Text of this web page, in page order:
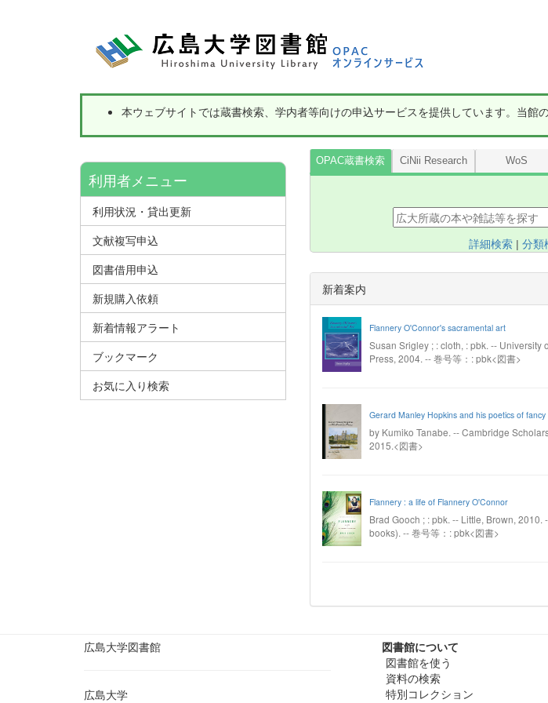
本ウェブサイトでは蔵書検索、学内者等向けの申込サービスを提供しています。当館
OPAC蔵書検索 CiNii Research WoS
詳細検索 |分類
新着案内
Flannery O'Connor's sacramental art
Susan Srigley ; : cloth, : pbk. -- University
Press, 2004. -- 巻号等：: pbk<図書>
Gerard Manley Hopkins and his poetics of fancy
by Kumiko Tanabe. -- Cambridge
2015.<図書>
Flannery : a life of Flannery O'Connor
Brad Gooch ; : pbk. -- Little, Brown, 2010.
books). -- 巻号等：: pbk<図書>
利用者メニュー
利用状況・貸出更新
文献複写申込
図書借用申込
新規購入依頼
新着情報アラート
ブックマーク
お気に入り検索
広島大学図書館
広島大学
図書館について
図書館を使う
資料の検索
特別コレクション